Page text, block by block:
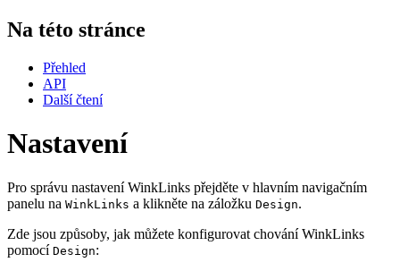
Na této stránce
Přehled
API
Další čtení
Nastavení
Pro správu nastavení WinkLinks přejděte v hlavním navigačním
panelu na WinkLinks a klikněte na záložku Design.
Zde jsou způsoby, jak můžete konfigurovat chování WinkLinks
pomocí Design: